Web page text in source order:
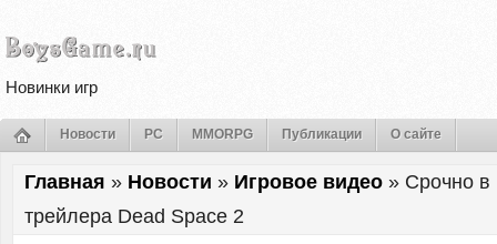
Новинки игр
Новости PC MMORPG Публикации О сайте
Главная » Новости » Игровое видео » Срочно в
трейлера Dead Space 2